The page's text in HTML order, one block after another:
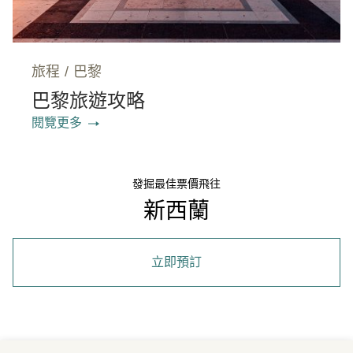
旅程 / 巴黎
巴黎旅遊攻略
閱覽更多
發掘最佳票價飛往
新西蘭
立即預訂